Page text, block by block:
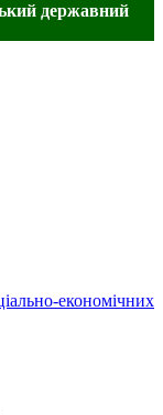
державний
економічних